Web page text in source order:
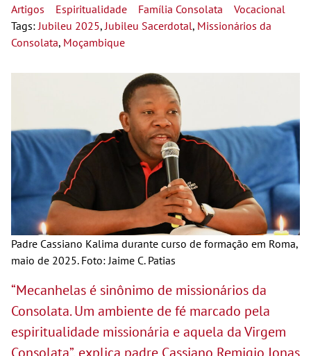
Artigos
Espiritualidade Família Consolata
Vocacional
Tags:Jubileu 2025,Jubileu Sacerdotal, Missionários da
Consolata, Moçambique
Padre Cassiano Kalima durante curso de formação em Roma,
maio de 2025. Foto: Jaime C. Patias
“Mecanhelas é sinônimo de missionários da
Consolata. Um ambiente de fé marcado pela
espiritualidade missionária e aquela da Virgem